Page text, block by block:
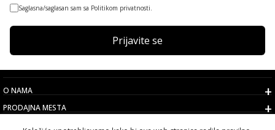
Saglasna/saglasan sam sa Politikom privatnosti.
Prijavite se
O NAMA
PRODAJNA MESTA